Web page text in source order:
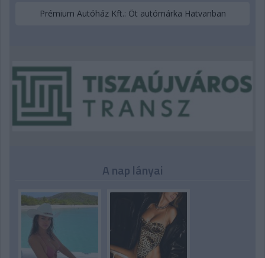
Prémium Autóház Kft.: Öt autómárka Hatvanban
A nap lányai